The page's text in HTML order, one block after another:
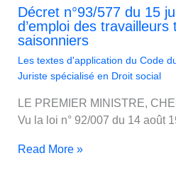
Décret n°93/577 du 15
d’emploi des
saisonniers
Les textes d'application du Code
Juriste spécialisé en Droit social
LE PREMIER MINISTRE,
Vu la loi n° 92/007 du 14 août
Read More »